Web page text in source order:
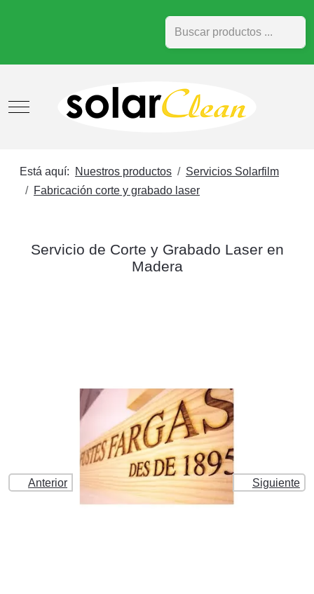
Buscar
Mobile Menu Toggle
Está aquí: Nuestros productos
Servicios Solarfilm
Fabricación corte y grabado laser
Servicio de Corte y Grabado Laser en
Madera
Anterior Siguiente